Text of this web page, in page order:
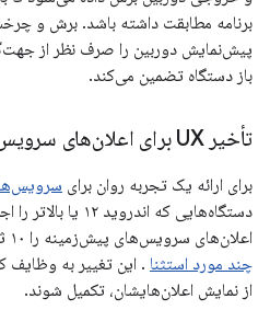
برنامه مطابقت داشته باشد. برش و
پیش‌نمایش دوربین را صرف نظر از
باز دستگاه تضمین می‌کند.
تأخیر UX برای اعلان‌های سرویس پیش‌زمینه
برای ارائه یک تجربه روان برای
دستگاه‌هایی که
اعلان‌های سرویس‌های پیش‌زمینه را ۱۰ ثانیه به تأخیر بیندازند، البته با
چند مورد استثنا . این تغییر به
از نمایش اعلان‌هایشان، تکمیل شوند.